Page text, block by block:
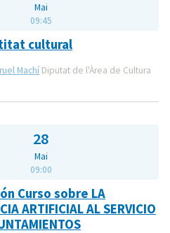
Mai
09:45
cultural
Machí Diputat de l'Àrea de Cultura
28
Mai
09:00
Curso sobre LA
ARTIFICIAL AL SERVICIO